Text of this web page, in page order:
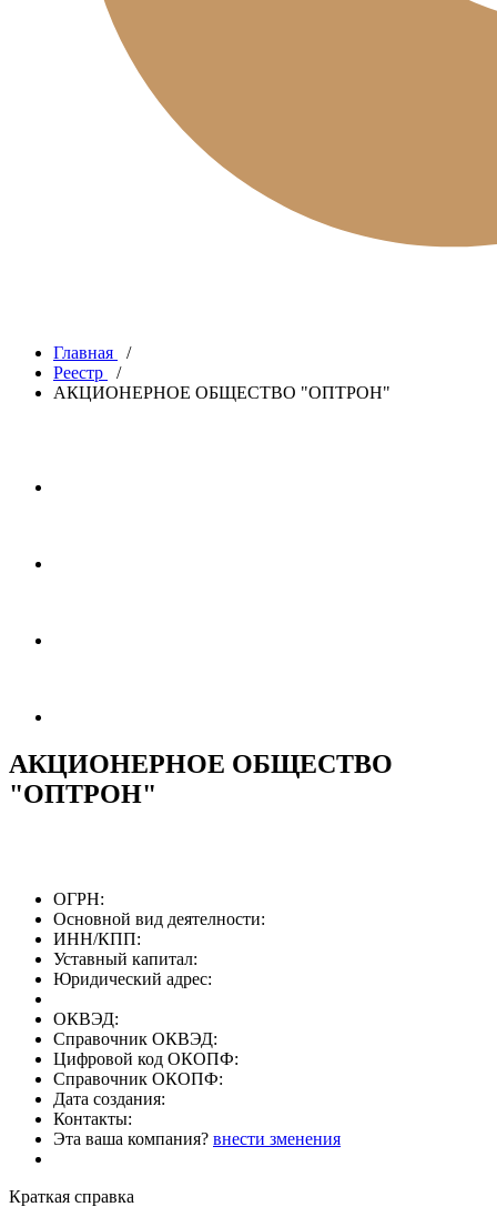
Главная
/
Реестр
/
АКЦИОНЕРНОЕ ОБЩЕСТВО "ОПТРОН"
АКЦИОНЕРНОЕ ОБЩЕСТВО
"ОПТРОН"
ОГРН:
Основной вид деятелности:
ИНН/КПП:
Уставный капитал:
Юридический адрес:
ОКВЭД:
Справочник ОКВЭД:
Цифровой код ОКОПФ:
Справочник ОКОПФ:
Дата создания:
Контакты:
Эта ваша компания? внести зменения
Краткая справка